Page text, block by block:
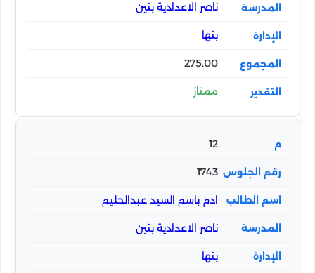
ناصر الاعدادية بنين
بنها
275.00
ممتاز
12
1743
ادم باسم السيد عبدالحليم
ناصر الاعدادية بنين
بنها